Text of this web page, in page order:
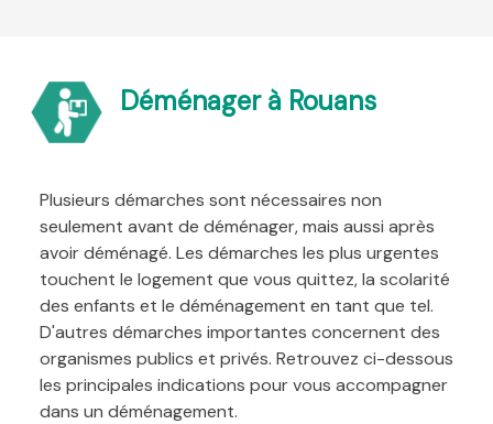
Déménager à Rouans
Plusieurs démarches sont nécessaires non
seulement avant de déménager, mais aussi après
avoir déménagé. Les démarches les plus urgentes
touchent le logement que vous quittez, la scolarité
des enfants et le déménagement en tant que tel.
D'autres démarches importantes concernent des
organismes publics et privés. Retrouvez ci-dessous
les principales indications pour vous accompagner
dans un déménagement.